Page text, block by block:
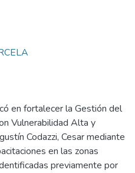
en fortalecer la Gestión del
Vulnerabilidad Alta y
Codazzi, Cesar mediante
en las zonas
previamente por